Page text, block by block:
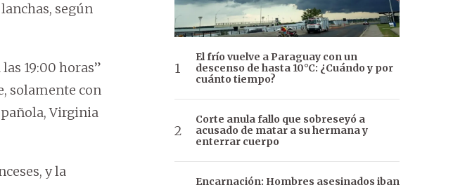
según
19:00 horas”
solamente con
Virginia
y la
El frío vuelve a Paraguay con un
descenso de hasta 10°C: ¿Cuándo y por
cuánto tiempo?
Corte anula fallo que sobreseyó a
acusado de matar a su hermana y
enterrar cuerpo
Encarnación: Hombres asesinados iban